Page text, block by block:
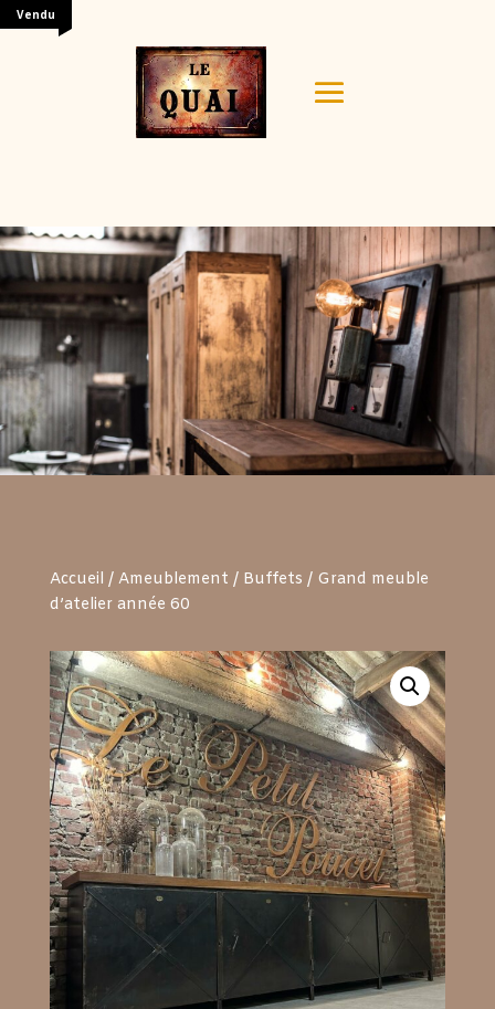
Vendu
Your content goes here. Edit or remove this text inline
or in the module Content settings. You can also style
every aspect of this content in the module Design
settings and even apply custom CSS to this text in the
module Advanced settings.
Accueil / Ameublement / Buffets / Grand meuble
d’atelier année 60